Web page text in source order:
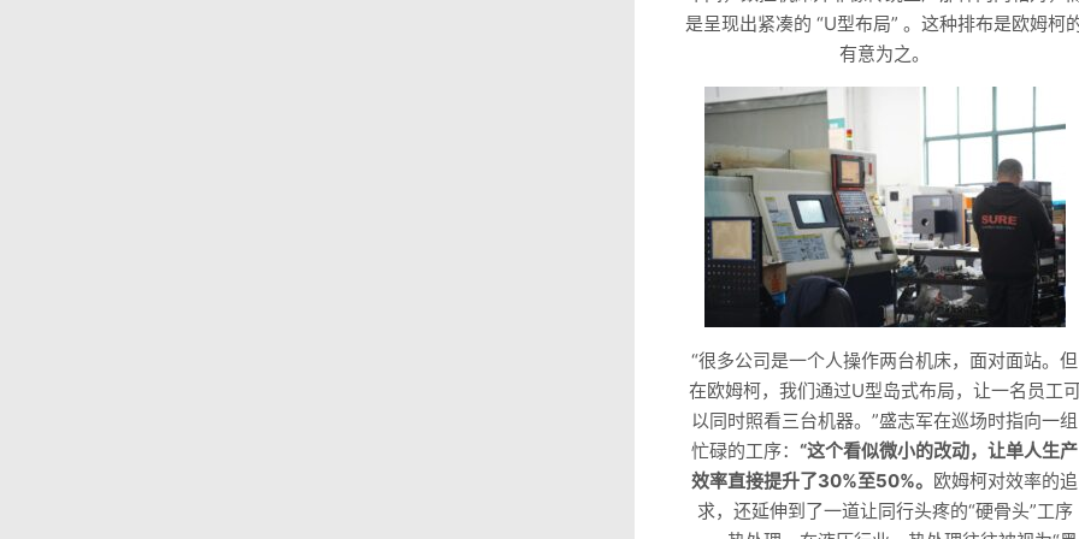
是呈现出紧凑的 “U型布局” 。这种排布是欧姆柯
有意为之。
“很多公司是一个人操作两台机床，面对面站。但
在欧姆柯，我们通过U型岛式布局，让一名员工
以同时照看三台机器。”盛志军在巡场时指向一组
忙碌的工序： “这个看似微小的改动，让单人生产
效率直接提升了30%至50%。 欧姆柯对效率的追
求，还延伸到了一道让同行头疼的“硬骨头”工序